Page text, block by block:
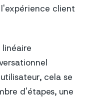
client
cela se
d'étapes, une